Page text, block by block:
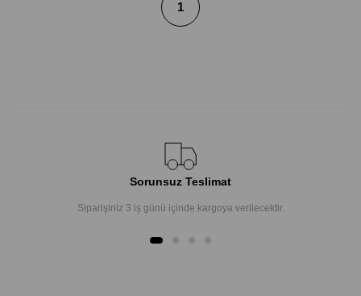
1
Sorunsuz Teslimat
Siparişiniz 3 iş günü içinde kargoya verilecektir.